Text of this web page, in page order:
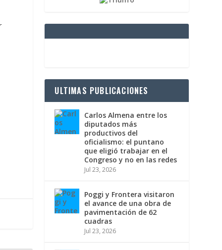
ULTIMAS PUBLICACIONES
Carlos Almena entre los
diputados más
productivos del
oficialismo: el puntano
que eligió trabajar en el
Congreso y no en las redes
Jul 23, 2026
Poggi y Frontera visitaron
el avance de una obra de
pavimentación de 62
cuadras
Jul 23, 2026